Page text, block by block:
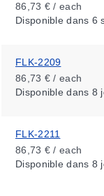
86,73 € / each
Disponible dans 6
FLK-2209
86,73 € / each
Disponible dans 8
FLK-2211
86,73 € / each
Disponible dans 8